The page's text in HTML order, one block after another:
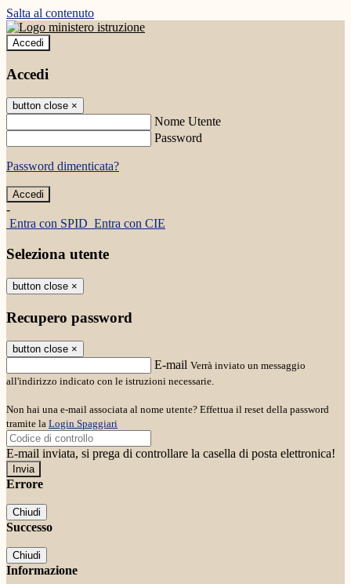
Salta al contenuto
Accedi
Accedi
button close ×
Nome Utente
Password
Password dimenticata?
-
Entra con SPID Entra con CIE
Seleziona utente
button close ×
Recupero password
button close ×
E-mail Verrà inviato un messaggio
all'indirizzo indicato con le istruzioni necessarie.
Non hai una e-mail associata al nome utente? Effettua il reset della password
tramite la Login Spaggiari
E-mail inviata, si prega di controllare la casella di posta elettronica!
Errore
Chiudi
Successo
Chiudi
Informazione